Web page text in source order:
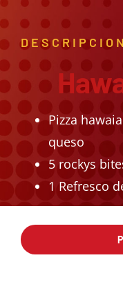
DESCRIPCION
Pizza
queso
5 rockys
1 Refresco